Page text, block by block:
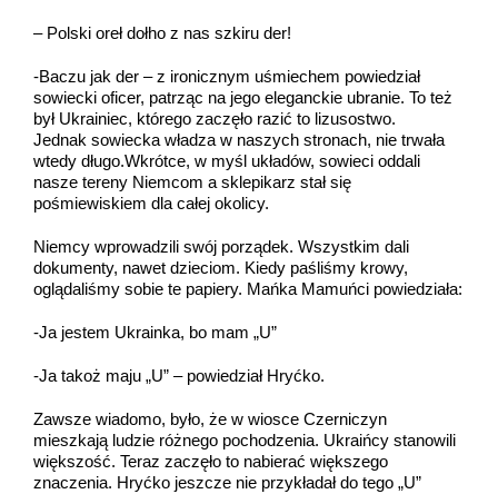
– Polski oreł dołho z nas szkiru der!
-Baczu jak der – z ironicznym uśmiechem powiedział
sowiecki oficer, patrząc na jego eleganckie ubranie. To też
był Ukrainiec, którego zaczęło razić to lizusostwo.
Jednak sowiecka władza w naszych stronach, nie trwała
wtedy długo.Wkrótce, w myśl układów, sowieci oddali
nasze tereny Niemcom a sklepikarz stał się
pośmiewiskiem dla całej okolicy.
Niemcy wprowadzili swój porządek. Wszystkim dali
dokumenty, nawet dzieciom. Kiedy paśliśmy krowy,
oglądaliśmy sobie te papiery. Mańka Mamuńci powiedziała:
-Ja jestem Ukrainka, bo mam „U”
-Ja takoż maju „U” – powiedział Hryćko.
Zawsze wiadomo, było, że w wiosce Czerniczyn
mieszkają ludzie różnego pochodzenia. Ukraińcy stanowili
większość. Teraz zaczęło to nabierać większego
znaczenia. Hryćko jeszcze nie przykładał do tego „U”